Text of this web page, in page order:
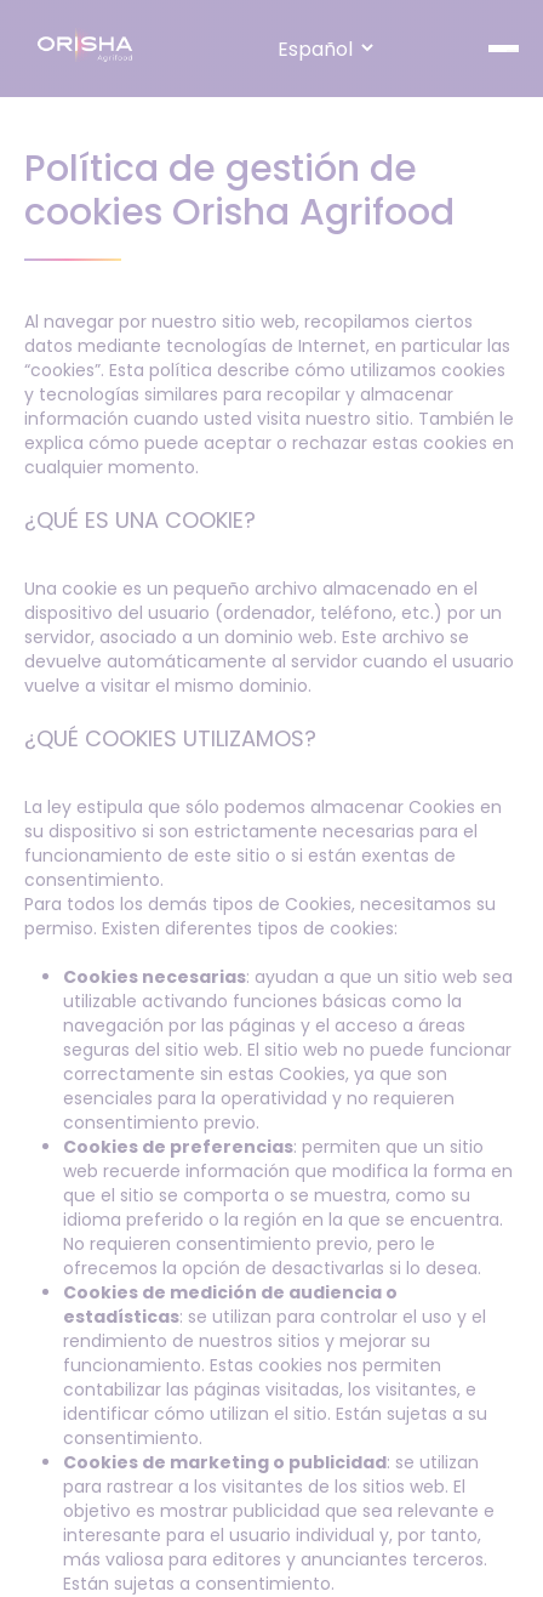
Política de gestión de
cookies Orisha Agrifood
Al navegar por nuestro sitio web, recopilamos ciertos
datos mediante tecnologías de Internet, en particular las
“cookies”. Esta política describe cómo utilizamos cookies
y tecnologías similares para recopilar y almacenar
información cuando usted visita nuestro sitio. También le
explica cómo puede aceptar o rechazar estas cookies en
cualquier momento.
¿QUÉ ES UNA COOKIE?
Una cookie es un pequeño archivo almacenado en el
dispositivo del usuario (ordenador, teléfono, etc.) por un
servidor, asociado a un dominio web. Este archivo se
devuelve automáticamente al servidor cuando el usuario
vuelve a visitar el mismo dominio.
¿QUÉ COOKIES UTILIZAMOS?
La ley estipula que sólo podemos almacenar Cookies en
su dispositivo si son estrictamente necesarias para el
funcionamiento de este sitio o si están exentas de
consentimiento.
Para todos los demás tipos de Cookies, necesitamos su
permiso. Existen diferentes tipos de cookies:
Cookies necesarias: ayudan a que un sitio web sea
utilizable activando funciones básicas como la
navegación por las páginas y el acceso a áreas
seguras del sitio web. El sitio web no puede funcionar
correctamente sin estas Cookies, ya que son
esenciales para la operatividad y no requieren
consentimiento previo.
Cookies de preferencias: permiten que un sitio
web recuerde información que modifica la forma en
que el sitio se comporta o se muestra, como su
idioma preferido o la región en la que se encuentra.
No requieren consentimiento previo, pero le
ofrecemos la opción de desactivarlas si lo desea.
Cookies de medición de audiencia o
estadísticas: se utilizan para controlar el uso y el
rendimiento de nuestros sitios y mejorar su
funcionamiento. Estas cookies nos permiten
contabilizar las páginas visitadas, los visitantes, e
identificar cómo utilizan el sitio. Están sujetas a su
consentimiento.
Cookies de marketing o publicidad: se utilizan
para rastrear a los visitantes de los sitios web. El
objetivo es mostrar publicidad que sea relevante e
interesante para el usuario individual y, por tanto,
más valiosa para editores y anunciantes terceros.
Están sujetas a consentimiento.